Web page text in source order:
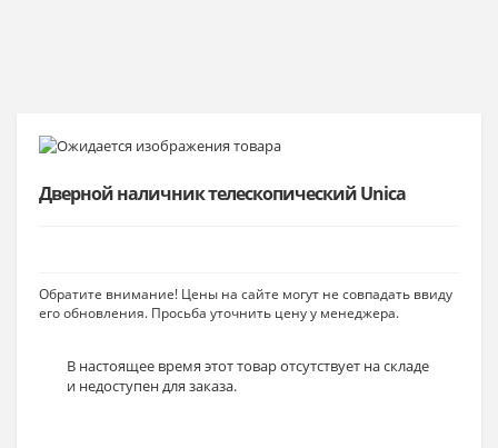
Дверной наличник телескопический Unica
Обратите внимание! Цены на сайте могут не совпадать ввиду
его обновления. Просьба уточнить цену у менеджера.
В настоящее время этот товар отсутствует на складе
и недоступен для заказа.